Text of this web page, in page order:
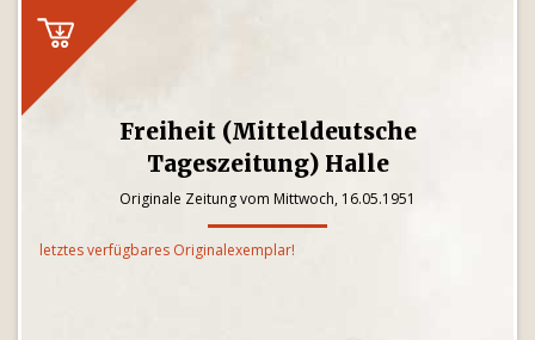
Freiheit (Mitteldeutsche
Tageszeitung) Halle
Originale Zeitung vom Mittwoch, 16.05.1951
letztes verfügbares Originalexemplar!